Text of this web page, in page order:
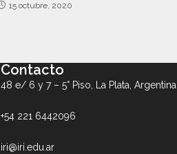
15 octubre, 2020
Contacto
48 e/ 6 y 7 – 5° Piso, La Plata, Argentina
+54 221 6442096
iri@iri.edu.ar